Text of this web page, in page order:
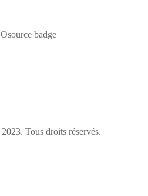
2023. Tous droits réservés.